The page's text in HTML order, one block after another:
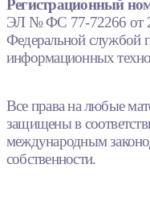
Регистрационный
ЭЛ № ФС 77-72266 от
Федеральной службой
информационных
Все права на любые
защищены в
международным
собственности.